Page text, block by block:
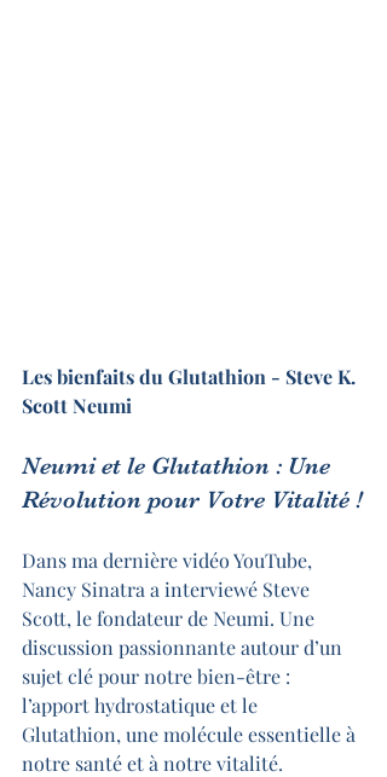
Les bienfaits du Glutathion - Steve K.
Scott Neumi
Neumi et le Glutathion : Une
Révolution pour Votre Vitalité !
Dans ma dernière vidéo YouTube,
Nancy Sinatra a interviewé Steve
Scott, le fondateur de Neumi. Une
discussion passionnante autour d’un
sujet clé pour notre bien-être :
l’apport hydrostatique et le
Glutathion, une molécule essentielle à
notre santé et à notre vitalité.